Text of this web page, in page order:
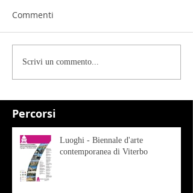
Percorsi
Commenti
Scrivi un commento...
Luoghi - Biennale d'arte
contemporanea di Viterbo